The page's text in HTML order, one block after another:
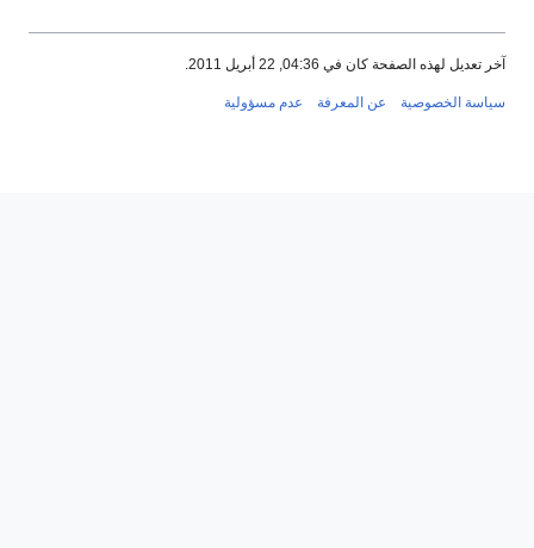
كان في 04:36, 22 أبريل 2011.
عن المعرفة عدم مسؤولية